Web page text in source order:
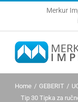
Merkur
Home GEBERIT
Tip 30 Tipka za